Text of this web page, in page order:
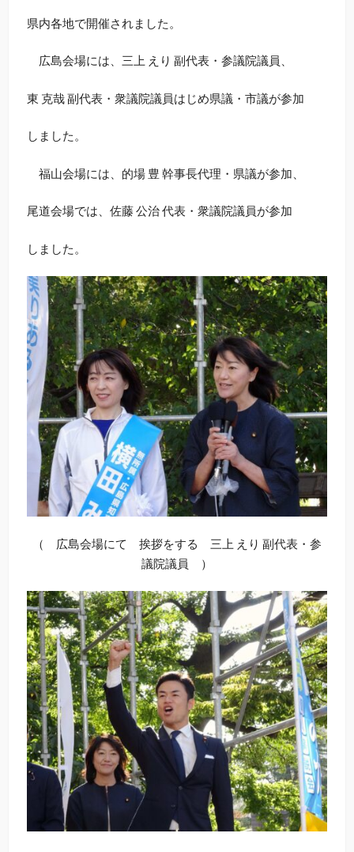
県内各地で開催されました。
広島会場には、三上 えり 副代表・参議院議員、
東 克哉 副代表・衆議院議員はじめ県議・市議が参加
しました。
福山会場には、的場 豊 幹事長代理・県議が参加、
尾道会場では、佐藤 公治 代表・衆議院議員が参加
しました。
（ 広島会場にて 挨拶をする 三上 えり 副代表・参
議院議員 ）